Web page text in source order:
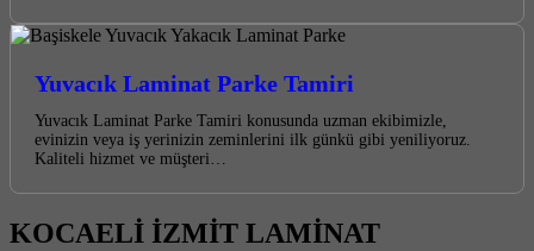
Yuvacık Laminat Parke Tamiri
Yuvacık Laminat Parke Tamiri konusunda uzman ekibimizle,
evinizin veya iş yerinizin zeminlerini ilk günkü gibi yeniliyoruz.
Kaliteli hizmet ve müşteri…
KOCAELİ İZMİT LAMİNAT